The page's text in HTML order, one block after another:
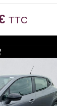
TTC